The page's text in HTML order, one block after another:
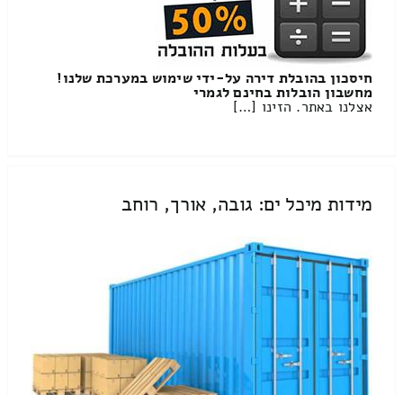
חיסכון בהובלת דירה על-ידי שימוש במערכת שלנו!
מחשבון הובלות בחינם לגמרי
אצלנו באתר. הזינו […]
מידות מיכל ים: גובה, אורך, רוחב